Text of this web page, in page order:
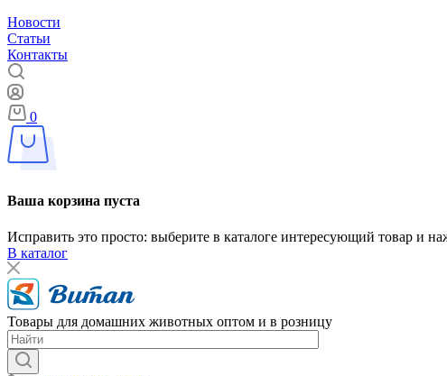
Новости
Статьи
Контакты
0
Ваша корзина пуста
Исправить это просто: выберите в каталоге интересующий товар и
В каталог
Товары для домашних животных оптом и в розницу